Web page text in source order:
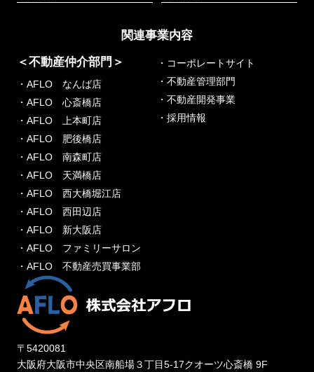
関連事業内容
＜不動産仲介部門＞
・AFLO なんば店
・AFLO 心斎橋店
・AFLO 上本町店
・AFLO 肥後橋店
・AFLO 南森町店
・AFLO 天満橋店
・AFLO 西大橋堀江店
・AFLO 西田辺店
・AFLO 新大阪店
・AFLO ファミリーサロン
・AFLO 不動産売買事業部
・コーポレートサイト
・不動産管理部門
・不動産開発事業
・採用情報
〒5420081
大阪府大阪市中央区南船場３丁目5-17クオーツ心斎橋 9F